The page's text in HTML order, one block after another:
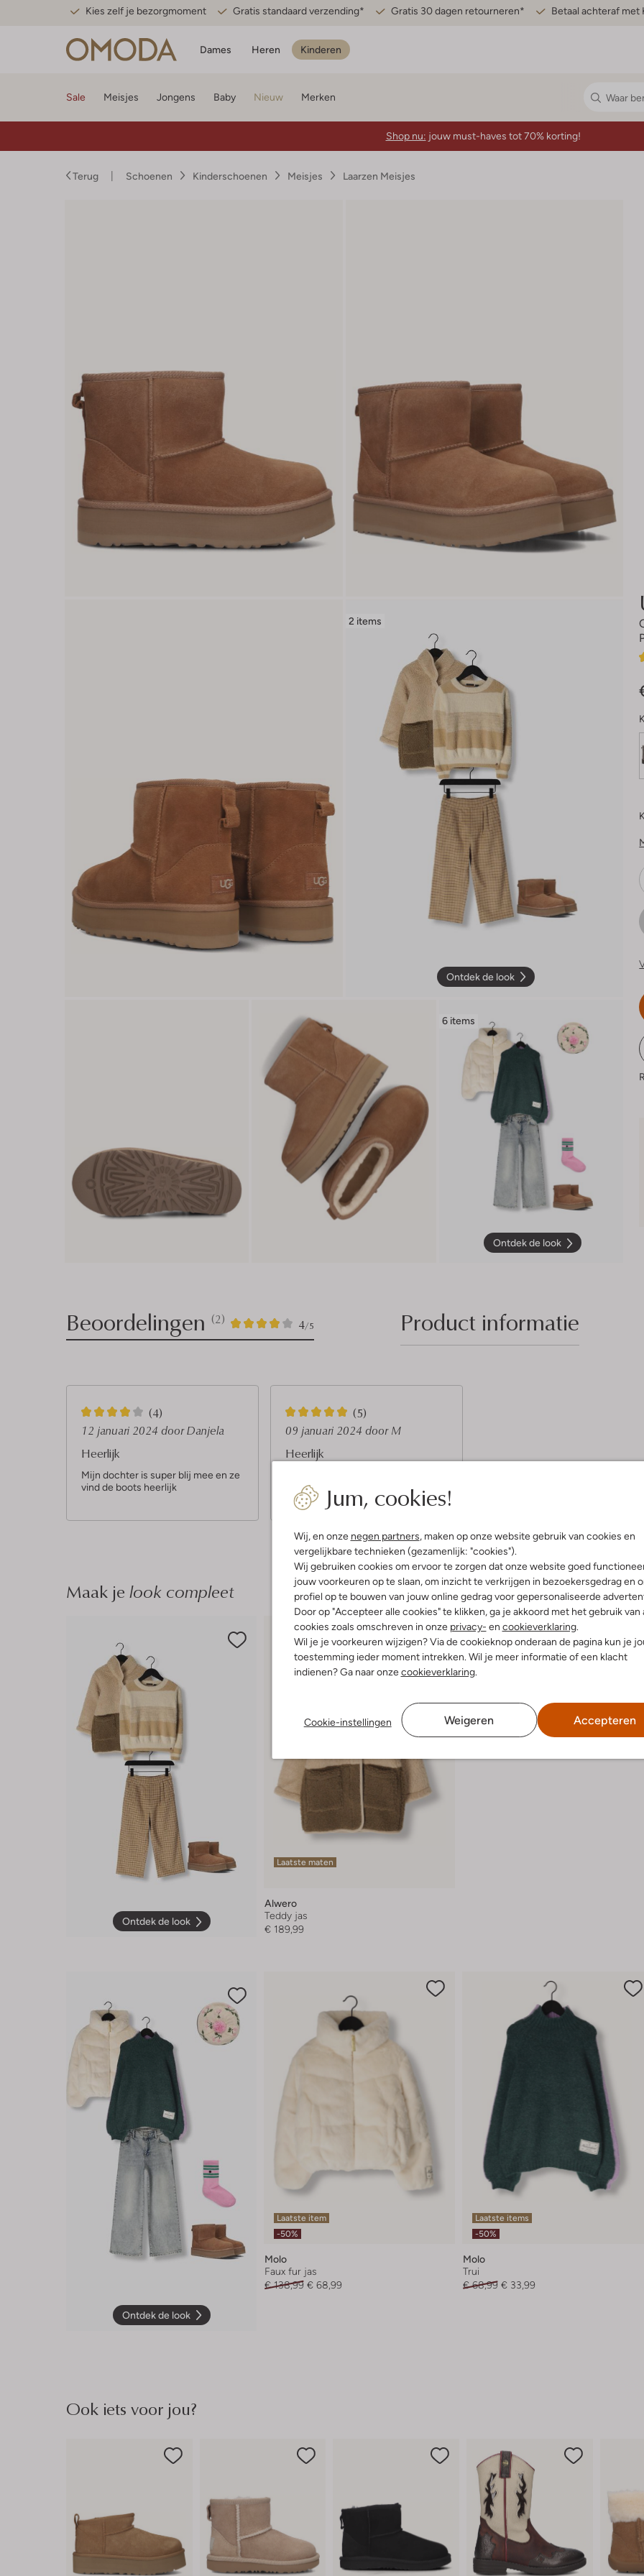
Kies zelf je bezorgmoment Gratis standaard verzending* Gratis 30 dagen retourneren* Betaal achteraf met
Dames Heren Kinderen
Jum, cookies!
Wij, en onze negen partners, maken op onze website gebruik van cookies en
vergelijkbare technieken (gezamenlijk: "cookies").
Wij gebruiken cookies om ervoor te zorgen dat onze website goed
jouw voorkeuren op te slaan, om inzicht te verkrijgen in bezoekersgedrag en
profiel op te bouwen van jouw online gedrag voor gepersonaliseerde
Door op "Accepteer alle cookies" te klikken, ga je akkoord met het gebruik van
cookies zoals omschreven in onze privacy- en cookieverklaring.
Wil je je voorkeuren wijzigen? Via de cookieknop onderaan de pagina kun je
toestemming ieder moment intrekken. Wil je meer informatie of een klacht
indienen? Ga naar onzecookieverklaring.
Cookie-instellingen Weigeren Accepteren
Sale Meisjes Jongens Baby Nieuw Merken
Shop nu: jouw must-haves tot 70% korting!
Terug Schoenen Kinderschoenen Meisjes Laarzen Meisjes
2 items
Ontdek de look
6 items
Ontdek de look
Product informatie
Beoordelingen (2) 4/5
2
4
4
S
t
e
r
(4)
12 januari 2024 door Danjela
Heerlijk
Mijn dochter is super blij mee en ze
vind de boots heerlijk
5
S
t
(5)
09 januari 2024 door M
Heerlijk
past ook perfect met een dames
maat 37.
Maak je look compleet
Ontdek de look
Laatste maten
Alwero
Teddy jas
€ 189,99
Ontdek de look
Laatste item
-50%
Molo
Faux fur jas
€ 138,99 € 68,99
Laatste items
-50%
Molo
Trui
€ 68,99 € 33,99
Ook iets voor jou?